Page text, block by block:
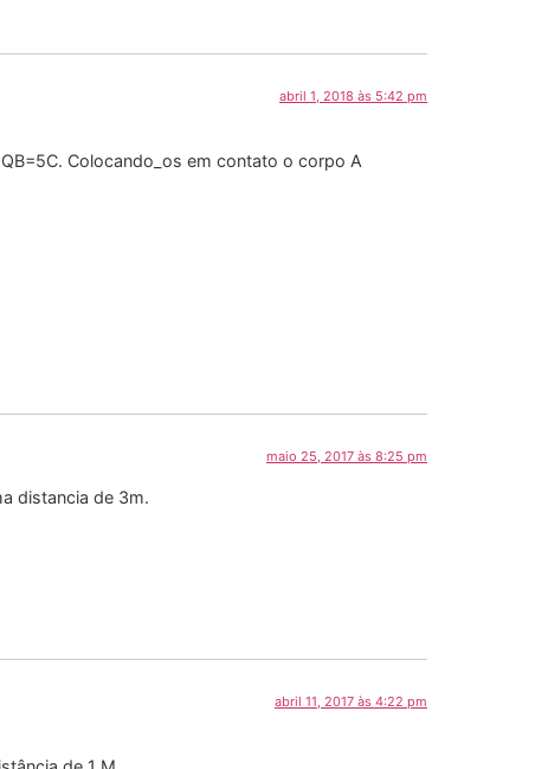
abril 1, 2018 às 5:42 pm
Colocando_os em contato o corpo A
maio 25, 2017 às 8:25 pm
distancia de 3m.
abril 11, 2017 às 4:22 pm